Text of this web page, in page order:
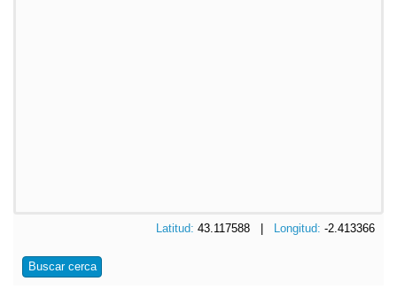
Latitud: 43.117588 | Longitud: -2.413366
Buscar cerca